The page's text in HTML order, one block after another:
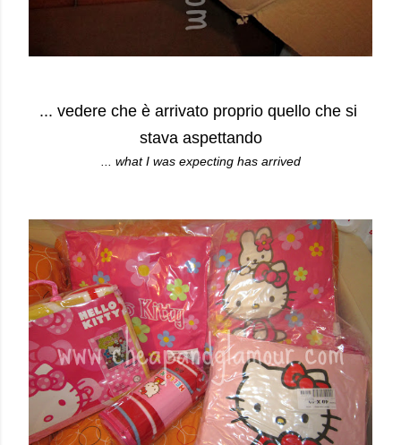
... vedere che è arrivato proprio quello che si
stava aspettando
... what I was expecting has arrived